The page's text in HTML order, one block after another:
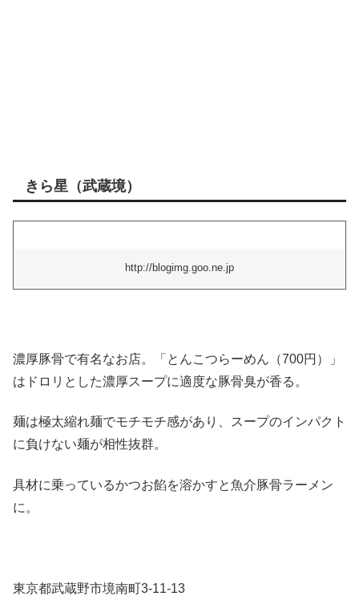
きら星（武蔵境）
http://blogimg.goo.ne.jp
濃厚豚骨で有名なお店。「とんこつらーめん（700円）」
はドロリとした濃厚スープに適度な豚骨臭が香る。
麺は極太縮れ麺でモチモチ感があり、スープのインパクト
に負けない麺が相性抜群。
具材に乗っているかつお餡を溶かすと魚介豚骨ラーメン
に。
東京都武蔵野市境南町3-11-13